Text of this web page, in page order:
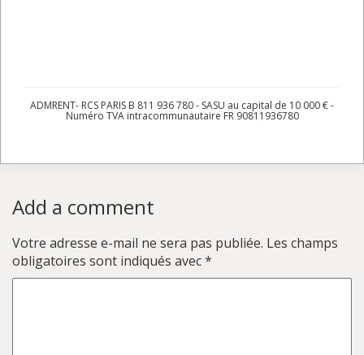
ADMRENT- RCS PARIS B 811 936 780 - SASU au capital de 10 000 € -
Numéro TVA intracommunautaire FR 90811936780
Add a comment
Votre adresse e-mail ne sera pas publiée. Les champs
obligatoires sont indiqués avec*